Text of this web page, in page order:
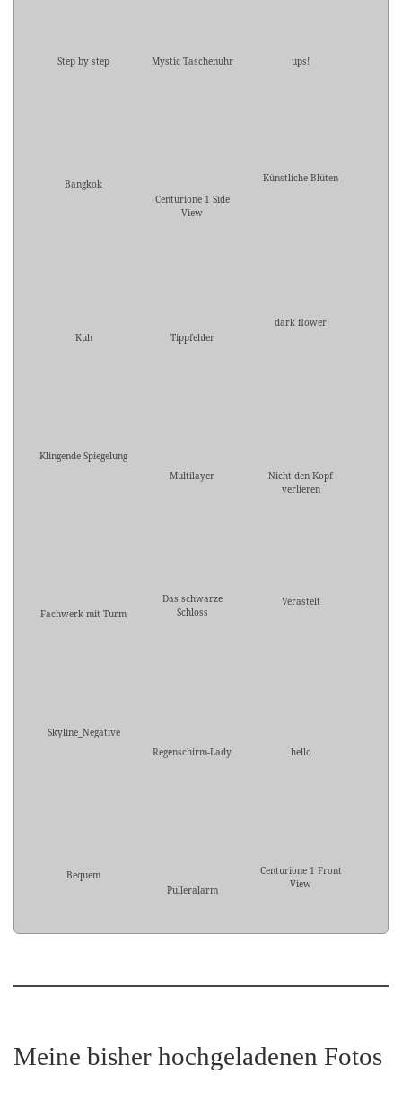
Step by step Mystic Taschenuhr ups!
Bangkok
Centurione 1 Side
View
Künstliche Blüten
Kuh Tippfehler
dark flower
Klingende Spiegelung
Multilayer
Nicht den Kopf
verlieren
Fachwerk mit Turm
Das schwarze
Schloss
Verästelt
Skyline_Negative
Regenschirm-Lady
hello
Bequem
Pulleralarm
Centurione 1 Front
View
Meine bisher hochgeladenen Fotos